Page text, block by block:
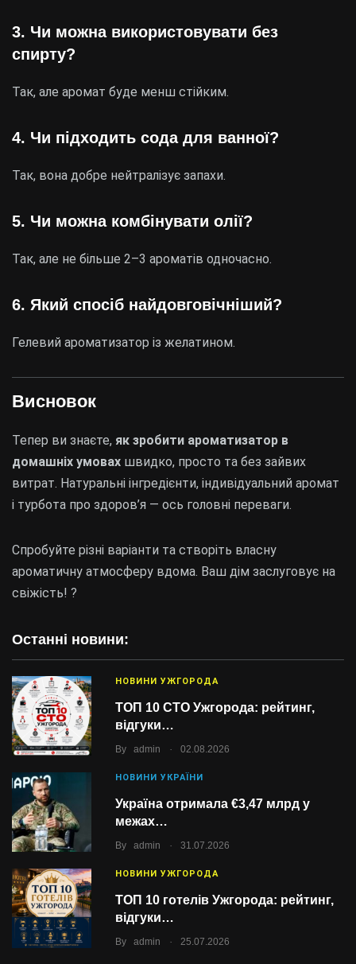
Останні новини:
НОВИНИ УЖГОРОДА
ТОП 10 СТО Ужгорода: рейтинг,
відгуки…
By admin . 02.08.2026
НОВИНИ УКРАЇНИ
Україна отримала €3,47 млрд у
межах…
By admin . 31.07.2026
НОВИНИ УЖГОРОДА
ТОП 10 готелів Ужгорода: рейтинг,
відгуки…
By admin . 25.07.2026
3. Чи можна використовувати без
спирту?
Так, але аромат буде менш стійким.
4. Чи підходить сода для ванної?
Так, вона добре нейтралізує запахи.
5. Чи можна комбінувати олії?
Так, але не більше 2–3 ароматів одночасно.
6. Який спосіб найдовговічніший?
Гелевий ароматизатор із желатином.
Висновок
Тепер ви знаєте, як зробити ароматизатор в
домашніх умовах швидко, просто та без зайвих
витрат. Натуральні інгредієнти, індивідуальний аромат
і турбота про здоров’я — ось головні переваги.
Спробуйте різні варіанти та створіть власну
ароматичну атмосферу вдома. Ваш дім заслуговує на
свіжість! ?